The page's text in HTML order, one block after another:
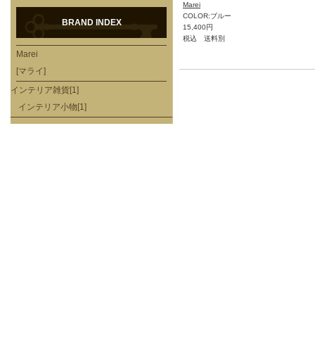
Marei
COLOR:ブルー
15,400円
税込 送料別
BRAND INDEX
Marei
[マライ]
インテリア雑貨[1]
インテリア小物[1]